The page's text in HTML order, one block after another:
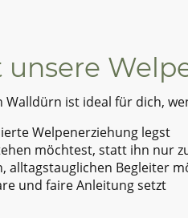
unsere
Walldürn ist ideal für dich,
Welpenerziehung legst
möchtest, statt ihn nur
alltagstauglichen Begleiter
und faire Anleitung setzt